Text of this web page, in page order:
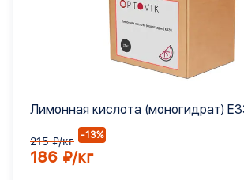
Лимонная кислота (моногидрат)
215 ₽/кг -13%
186 ₽/кг